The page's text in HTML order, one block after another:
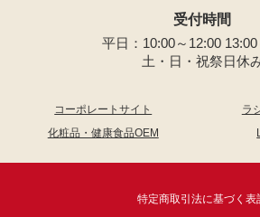
受付時間
平日：10:00～12:00 13:00
土・日・祝祭日休
コーポレートサイト
ラ
化粧品・健康食品OEM
特定商取引法に基づく表